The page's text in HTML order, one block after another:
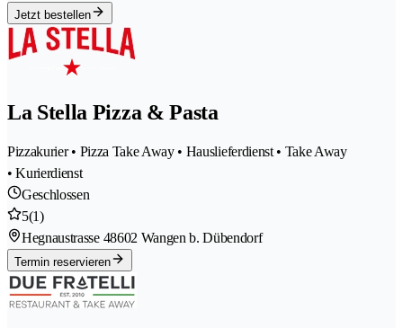
Jetzt bestellen
La Stella Pizza & Pasta
Pizzakurier • Pizza Take Away • Hauslieferdienst • Take Away
• Kurierdienst
Geschlossen
5(1)
Hegnaustrasse 48602 Wangen b. Dübendorf
Termin reservieren